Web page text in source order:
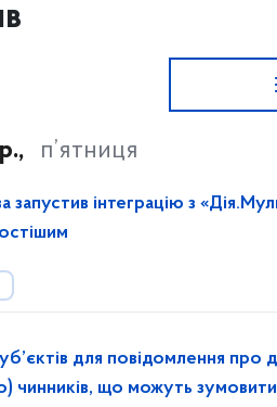
п’ятниця
запустив інтеграцію з
для повідомлення
чинників, що можуть